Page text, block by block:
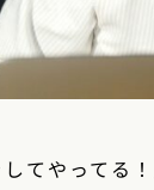
てやってる